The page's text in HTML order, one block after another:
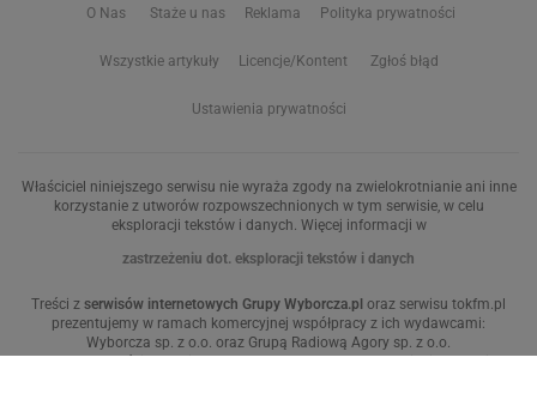
O Nas Staże u nas Reklama Polityka prywatności
Wszystkie artykuły Licencje/Kontent Zgłoś błąd
Ustawienia prywatności
Właściciel niniejszego serwisu nie wyraża zgody na zwielokrotnianie ani inne
korzystanie z utworów rozpowszechnionych w tym serwisie, w celu
eksploracji tekstów i danych. Więcej informacji w
zastrzeżeniu dot. eksploracji tekstów i danych
Treści z serwisów internetowych Grupy Wyborcza.pl oraz serwisu tokfm.pl
prezentujemy w ramach komercyjnej współpracy z ich wydawcami:
Wyborcza sp. z o.o. oraz Grupą Radiową Agory sp. z o.o.